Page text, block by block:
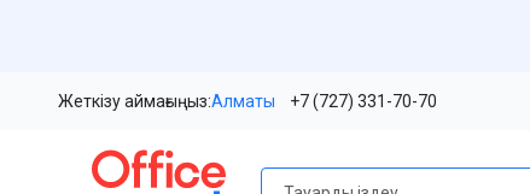
Жеткізу аймағыңыз:Алматы +7 (727) 331-70-70